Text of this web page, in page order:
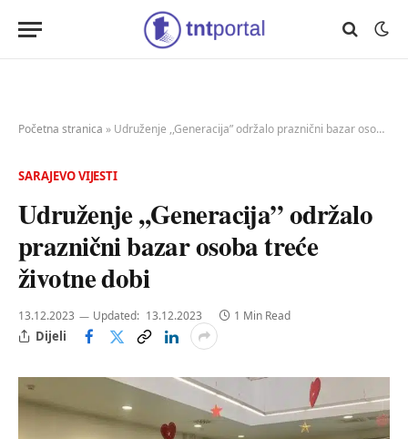
Početna stranica » Udruženje ,,Generacija” održalo praznični bazar osoba treće životne dobi
SARAJEVO VIJESTI
Udruženje ,,Generacija” održalo
praznični bazar osoba treće
životne dobi
13.12.2023 Updated: 13.12.2023 1 Min Read
Dijeli